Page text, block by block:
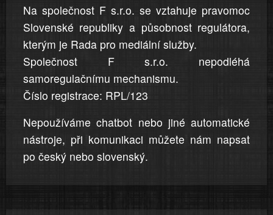
Na společnost F s.r.o. se vztahuje pravomoc
Slovenské republiky a působnost regulátora,
kterým je Rada pro mediální služby.
Společnost F s.r.o. nepodléhá
samoregulačnímu mechanismu.
Číslo registrace: RPL/123
Nepoužíváme chatbot nebo jiné automatické
nástroje, při komunikaci můžete nám napsat
po český nebo slovenský.